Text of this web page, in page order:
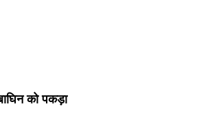
को पकड़ा